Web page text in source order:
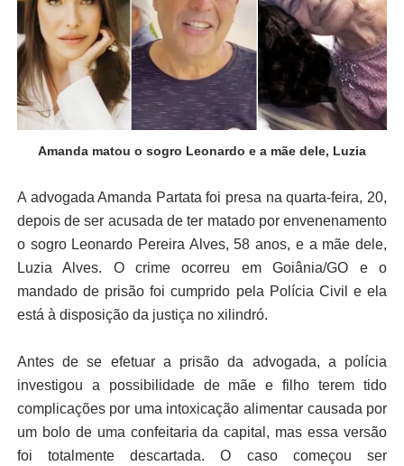
Amanda matou o sogro Leonardo e a mãe dele, Luzia
A advogada Amanda Partata foi presa na quarta-feira, 20,
depois de ser acusada de ter matado por envenenamento
o sogro Leonardo Pereira Alves, 58 anos, e a mãe dele,
Luzia Alves. O crime ocorreu em Goiânia/GO e o
mandado de prisão foi cumprido pela Polícia Civil e ela
está à disposição da justiça no xilindró.
Antes de se efetuar a prisão da advogada, a polícia
investigou a possibilidade de mãe e filho terem tido
complicações por uma intoxicação alimentar causada por
um bolo de uma confeitaria da capital, mas essa versão
foi totalmente descartada. O caso começou ser